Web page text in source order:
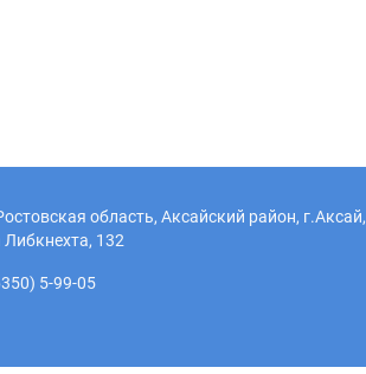
область, Аксайский район, г.Аксай,
132
5-99-05